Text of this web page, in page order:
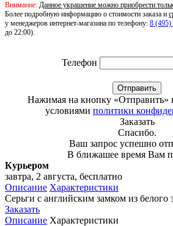
Внимание: Данное украшение можно приобрести
Более подробную информацию о стоимости заказа и
у менеджеров интернет-магазина по телефону: 8 (495)
до 22:00).
Телефон
Отправить
Нажимая на кнопку «Отправить»
условиями политики
Заказать
Спасибо.
Ваш запрос успешно
В ближашее время Вам
Курьером
завтра, 2 августа, бесплатно
Описание Характеристики
Серьги с английским замком из белого
Заказать
Описание Характеристики